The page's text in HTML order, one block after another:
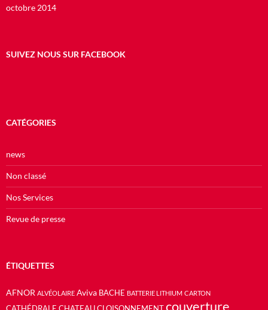
octobre 2014
SUIVEZ NOUS SUR FACEBOOK
CATÉGORIES
news
Non classé
Nos Services
Revue de presse
ÉTIQUETTES
AFNOR ALVÉOLAIRE Aviva BACHE BATTERIE LITHIUM CARTON
couverture